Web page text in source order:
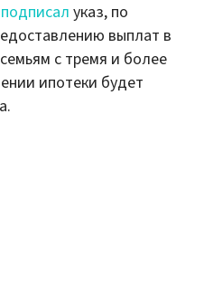
подписал указ, по
выплат в
с тремя и более
ипотеки будет